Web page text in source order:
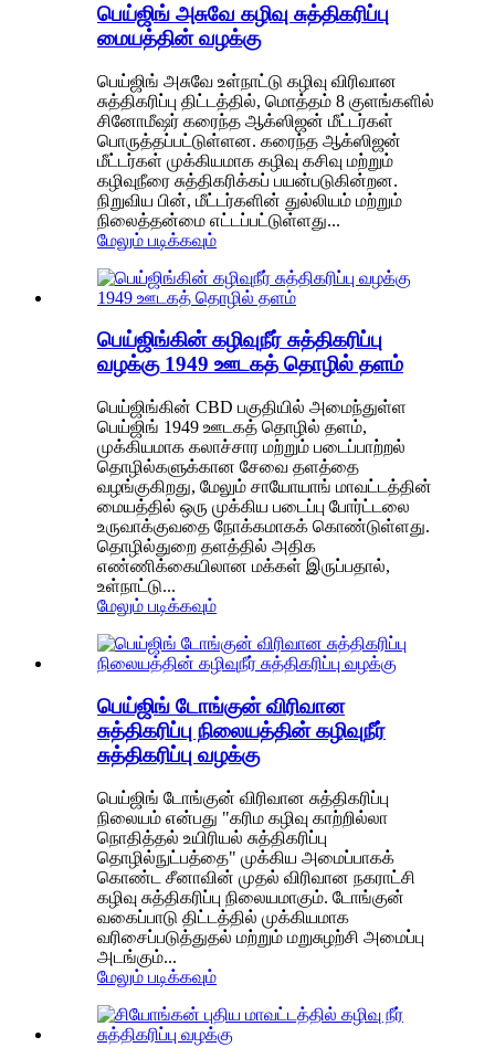
பெய்ஜிங் அசுவே கழிவு சுத்திகரிப்பு
மையத்தின் வழக்கு
பெய்ஜிங் அசுவே உள்நாட்டு கழிவு விரிவான
சுத்திகரிப்பு திட்டத்தில், மொத்தம் 8 குளங்களில்
சினோமீஷர் கரைந்த ஆக்ஸிஜன் மீட்டர்கள்
பொருத்தப்பட்டுள்ளன. கரைந்த ஆக்ஸிஜன்
மீட்டர்கள் முக்கியமாக கழிவு கசிவு மற்றும்
கழிவுநீரை சுத்திகரிக்கப் பயன்படுகின்றன.
நிறுவிய பின், மீட்டர்களின் துல்லியம் மற்றும்
நிலைத்தன்மை எட்டப்பட்டுள்ளது...
மேலும் படிக்கவும்
பெய்ஜிங்கின் கழிவுநீர் சுத்திகரிப்பு
வழக்கு 1949 ஊடகத் தொழில் தளம்
பெய்ஜிங்கின் CBD பகுதியில் அமைந்துள்ள
பெய்ஜிங் 1949 ஊடகத் தொழில் தளம்,
முக்கியமாக கலாச்சார மற்றும் படைப்பாற்றல்
தொழில்களுக்கான சேவை தளத்தை
வழங்குகிறது, மேலும் சாயோயாங் மாவட்டத்தின்
மையத்தில் ஒரு முக்கிய படைப்பு போர்ட்டலை
உருவாக்குவதை நோக்கமாகக் கொண்டுள்ளது.
தொழில்துறை தளத்தில் அதிக
எண்ணிக்கையிலான மக்கள் இருப்பதால்,
உள்நாட்டு...
மேலும் படிக்கவும்
பெய்ஜிங் டோங்குன் விரிவான
சுத்திகரிப்பு நிலையத்தின் கழிவுநீர்
சுத்திகரிப்பு வழக்கு
பெய்ஜிங் டோங்குன் விரிவான சுத்திகரிப்பு
நிலையம் என்பது "கரிம கழிவு காற்றில்லா
நொதித்தல் உயிரியல் சுத்திகரிப்பு
தொழில்நுட்பத்தை" முக்கிய அமைப்பாகக்
கொண்ட சீனாவின் முதல் விரிவான நகராட்சி
கழிவு சுத்திகரிப்பு நிலையமாகும். டோங்குன்
வகைப்பாடு திட்டத்தில் முக்கியமாக
வரிசைப்படுத்துதல் மற்றும் மறுசுழற்சி அமைப்பு
அடங்கும்...
மேலும் படிக்கவும்